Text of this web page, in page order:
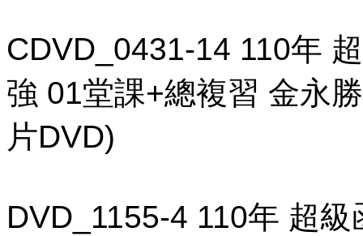
CDVD_0431-14 110年
強 01堂課+總複習 金永
片DVD)
DVD_1155-4 110年 超